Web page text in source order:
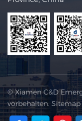
© Xiamen C&D
vorbehalten. Sitemap